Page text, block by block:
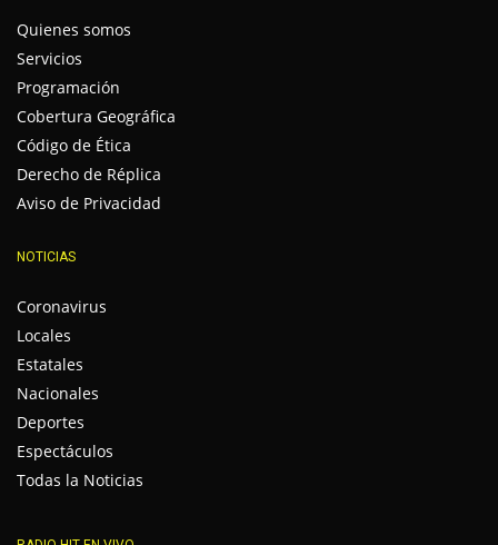
Quienes somos
Servicios
Programación
Cobertura Geográfica
Código de Ética
Derecho de Réplica
Aviso de Privacidad
NOTICIAS
Coronavirus
Locales
Estatales
Nacionales
Deportes
Espectáculos
Todas la Noticias